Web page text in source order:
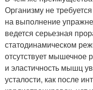
Организму не
на выполнение
ведется серьезная
статодинамическом
отсутствует мышечное
и эластичность мышц
усталости, как после